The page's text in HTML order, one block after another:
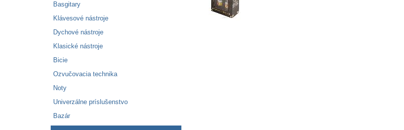
Basgitary
Klávesové nástroje
Dychové nástroje
Klasické nástroje
Bicie
Ozvučovacia technika
Noty
Univerzálne príslušenstvo
Bazár